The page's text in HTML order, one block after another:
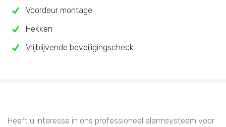
Voordeur montage
Hekken
Vrijblijvende beveiligingscheck
Heeft u interesse in ons professioneel alarmsysteem voor